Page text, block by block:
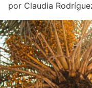
por Claudia